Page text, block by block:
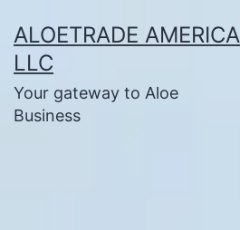
to
content
ALOETRADE AMERICA
LLC
Your gateway to Aloe
Business